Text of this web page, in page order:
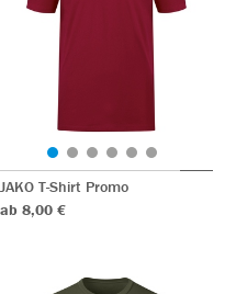
JAKO T-Shirt Promo
ab 8,00 €